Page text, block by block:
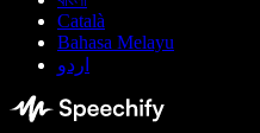
Català
Bahasa Melayu
اردو